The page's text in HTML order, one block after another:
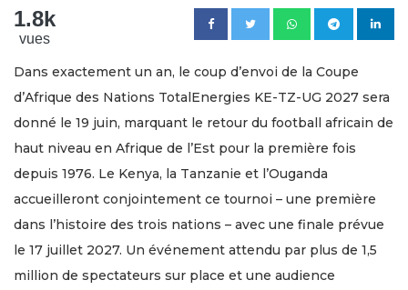
1.8k
vues
Dans exactement un an, le coup d’envoi de la Coupe
d’Afrique des Nations TotalEnergies KE-TZ-UG 2027 sera
donné le 19 juin, marquant le retour du football africain de
haut niveau en Afrique de l’Est pour la première fois
depuis 1976. Le Kenya, la Tanzanie et l’Ouganda
accueilleront conjointement ce tournoi – une première
dans l’histoire des trois nations – avec une finale prévue
le 17 juillet 2027. Un événement attendu par plus de 1,5
million de spectateurs sur place et une audience